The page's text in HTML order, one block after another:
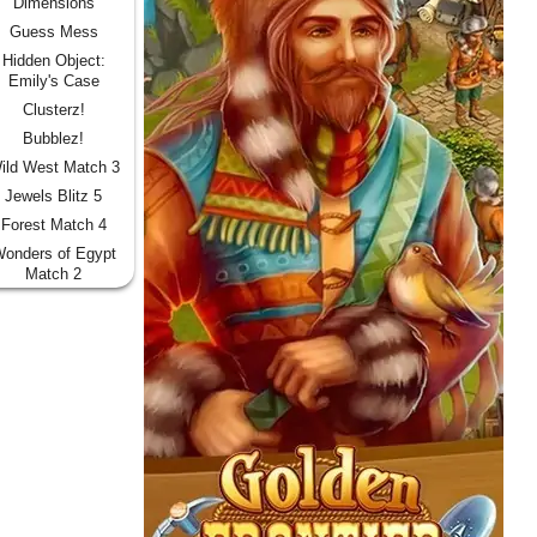
Guess Mess
Hidden Object:
Emily's Case
Clusterz!
Bubblez!
West Match 3
Jewels Blitz 5
Forest Match 4
of Egypt
Match 2